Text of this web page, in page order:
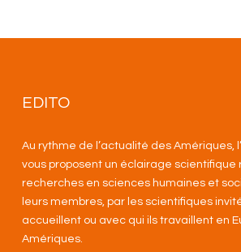
EDITO
Au rythme de l’actualité des Amériques,
vous proposent un éclairage scientifique
recherches en sciences humaines et
leurs membres, par les scientifiques
accueillent ou avec qui ils travaillent en
Amériques.